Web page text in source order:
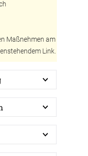
Maßnehmen am
Link.